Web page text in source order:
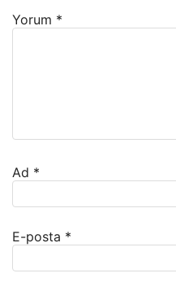
Yorum *
Ad *
E-posta *